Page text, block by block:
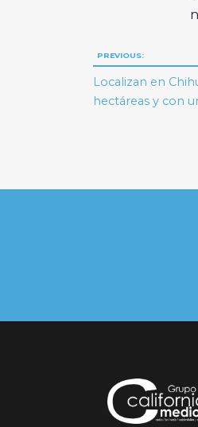
de
PREVIOUS:
Localizan en
hectáreas y con